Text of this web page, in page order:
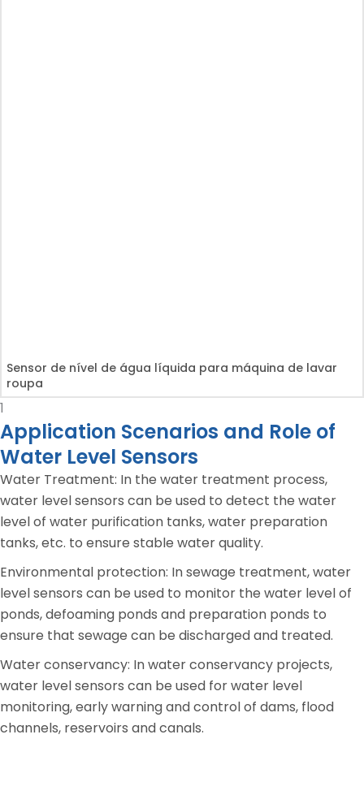
Sensor de nível de água líquida para máquina de lavar
roupa
Application Scenarios and Role of
Water Level Sensors
Water Treatment: In the water treatment process,
water level sensors can be used to detect the water
level of water purification tanks, water preparation
tanks, etc. to ensure stable water quality.
Environmental protection: In sewage treatment, water
level sensors can be used to monitor the water level of
ponds, defoaming ponds and preparation ponds to
ensure that sewage can be discharged and treated.
Water conservancy: In water conservancy projects,
water level sensors can be used for water level
monitoring, early warning and control of dams, flood
channels, reservoirs and canals.